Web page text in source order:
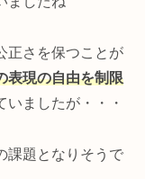
正さを保つことが
表現の自由を制限
いましたが・・・
課題となりそうで